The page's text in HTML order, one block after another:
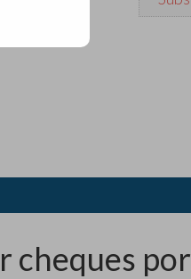
cheques por